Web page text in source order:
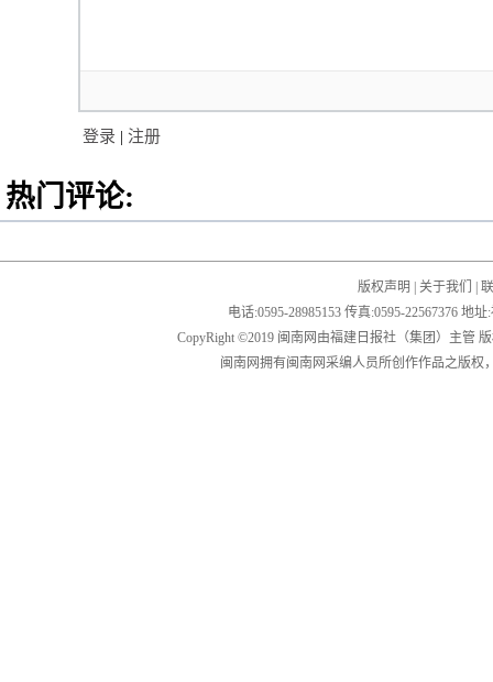
登录 | 注册
热门评论:
版权声明 | 关于我们 |
电话:0595-28985153 传真:0595-22567376 地
CopyRight ©2019 闽南网由福建日报社（集团）主管
闽南网拥有闽南网采编人员所创作作品之版